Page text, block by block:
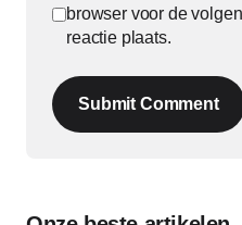
browser voor de
reactie plaats.
Submit Comment